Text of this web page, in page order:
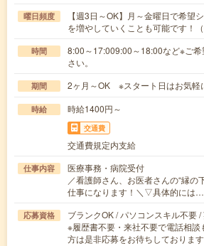
曜日頻度
【週3日～OK】月～金曜日で希望
を増やしていくことも可能です！
時間
8:00～17:009:00～18:00など※ご
さい。
期間 2ヶ月～OK ※スタート日はお気軽
時給 時給1400円～
交通費
交通費規定内支給
仕事内容
医療事務・病院受付
／看護師さん、お医者さんの“縁の
仕事になります！＼▽具体的には
応募資格
ブランクOK / パソコンスキル不要
※履歴書不要・来社不要で電話相談
方は是非応募をお待ちしておりま